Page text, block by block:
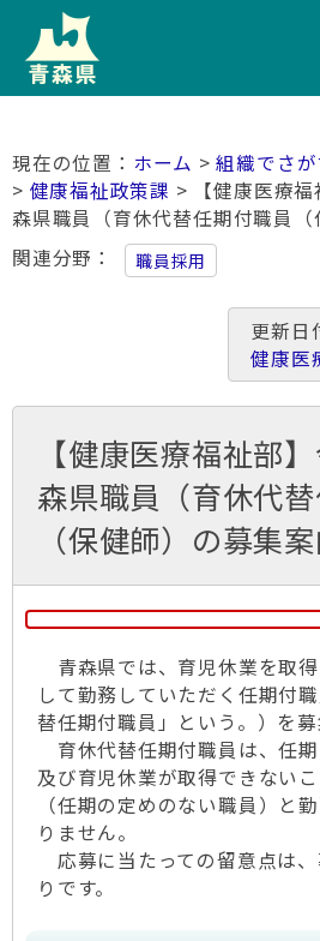
ホーム >組織でさが
> 健康福祉政策課 > 【健康医療
森県職員（育休代替任期付職員
関連分野
職員採用
更新
健康医
【健康医療福祉部
森県職員（育休代
（保健師）の募集
青森県では、育児休業を取
して勤務していただく任期付
替任期付職員」という。）を募
育休代替任期付職員は、任
及び育児休業が取得できない
（任期の定めのない職員）と
りません。
応募に当たっての留意点は
りです。